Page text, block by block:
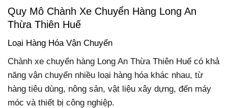
Quy Mô Chành Xe Chuyển Hàng Long An
Thừa Thiên Huế
Loại Hàng Hóa Vận Chuyển
Chành xe chuyển hàng Long An Thừa Thiên Huế có khả
năng vận chuyển nhiều loại hàng hóa khác nhau, từ
hàng tiêu dùng, nông sản, vật liệu xây dựng, đến máy
móc và thiết bị công nghiệp.